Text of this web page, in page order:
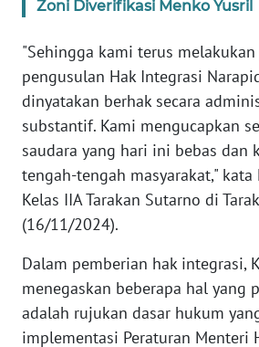
Zoni Diverifikasi Menko Yusril
"Sehingga kami terus
pengusulan Hak Integrasi
dinyatakan berhak secara
substantif. Kami mengucapkan
saudara yang hari ini bebas dan
tengah-tengah masyarakat," kata
Kelas IIA Tarakan Sutarno di
(16/11/2024).
Dalam pemberian hak integrasi,
menegaskan beberapa hal yang
adalah rujukan dasar hukum
implementasi Peraturan Menteri
JABAR
WN
BANTEN
NTT
WN
WN
PAPUA